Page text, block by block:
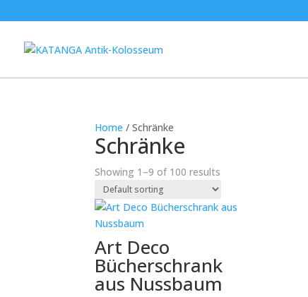
Home / Schränke
Schränke
Showing 1–9 of 100 results
Art Deco
Bücherschrank
aus Nussbaum